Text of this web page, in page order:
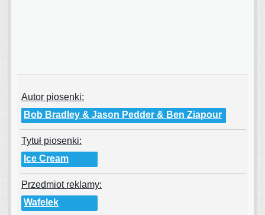
Autor piosenki:
Bob Bradley & Jason Pedder & Ben Ziapour
Tytuł piosenki:
Ice Cream
Przedmiot reklamy:
Wafelek